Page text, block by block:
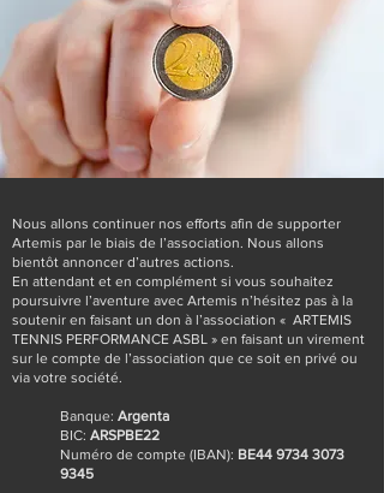
Nous allons continuer nos efforts afin de supporter
Artemis par le biais de l’association. Nous allons
bientôt annoncer d’autres actions.
En attendant et en complément si vous souhaitez
poursuivre l’aventure avec Artemis n’hésitez pas à la
soutenir en faisant un don à l’association « ARTEMIS
TENNIS PERFORMANCE ASBL » en faisant un virement
sur le compte de l’association que ce soit en privé ou
via votre société.
Banque: Argenta
BIC: ARSPBE22
Numéro de compte (IBAN): BE44 9734 3073
9345